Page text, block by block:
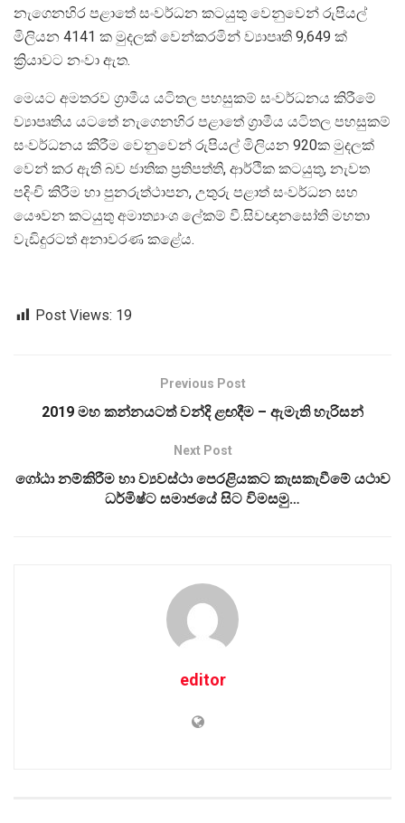
නැගෙනහිර පළාතේ සංවර්ධන කටයුතු වෙනුවෙන් රුපියල්
මිලියන 4141 ක මුදලක් වෙන්කරමින් ව්‍යාපෘති 9,649 ක්
ක්‍රියාවට නංවා ඇත.
මෙයට අමතරව ග්‍රාමීය යටිතල පහසුකම් සංවර්ධනය කිරීමේ
ව්‍යාපෘතිය යටතේ නැගෙනහිර පළාතේ ග්‍රාමීය යටිතල පහසුකම්
සංවර්ධනය කිරීම වෙනුවෙන් රුපියල් මිලියන 920ක මුදලක්
වෙන් කර ඇති බව ජාතික ප්‍රතිපත්ති, ආර්ථික කටයුතු, නැවත
පදිංචි කිරීම හා පුනරුත්ථාපන, උතුරු පළාත් සංවර්ධන සහ
යෞවන කටයුතු අමාත්‍යාංශ ලේකම් වී.සිවඥානසෝති මහතා
වැඩිදුරටත් අනාවරණ කළේය.
Post Views: 19
Previous Post
2019 මහ කන්නයටත් වන්දි ළඟදීම – ඇමැති හැරිසන්
Next Post
ගෝඨා නම්කිරීම හා ව්‍යවස්ථා පෙරළියකට කැසකැවීමේ යථාව
ධර්මිෂ්ට සමාජයේ සිට විමසමු…
editor